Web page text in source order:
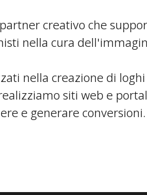
creativo che
nella cura
nella creazione di
siti web e
e generare conversioni.